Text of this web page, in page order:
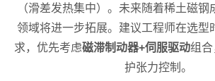
（滑差发热集中）。未来随着稀土磁钢
领域将进一步拓展。建议工程师在选型
求，优先考虑磁滞制动器+伺服驱动组合
护张力控制。